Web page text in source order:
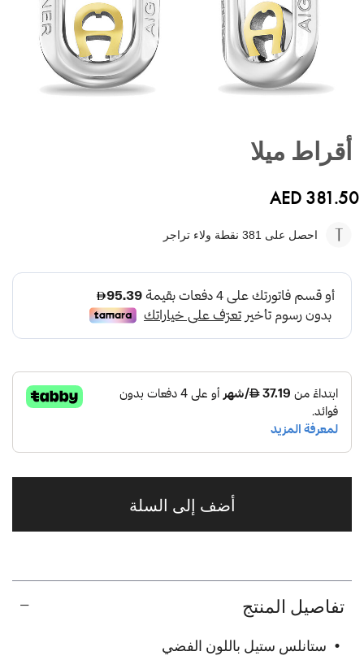
إلى
بداية
معرض
أقراط ميلا
AED 381.50
احصل على 381 نقطة ولاء تراجر
أضف إلى السلة
تفاصيل المنتج
• ستانلس ستيل باللون الفضي